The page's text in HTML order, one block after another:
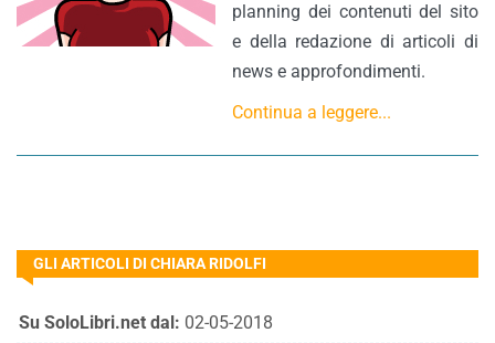
planning dei contenuti del sito
e della redazione di articoli di
news e approfondimenti.
Continua a leggere...
GLI ARTICOLI DI CHIARA RIDOLFI
Su SoloLibri.net dal: 02-05-2018